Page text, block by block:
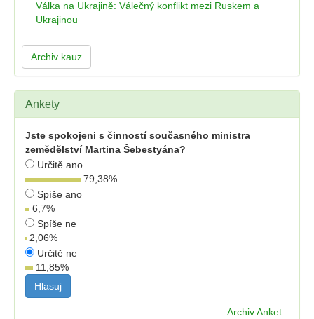
Válka na Ukrajině: Válečný konflikt mezi Ruskem a
Ukrajinou
Archiv kauz
Ankety
Jste spokojeni s činností současného ministra
zemědělství Martina Šebestyána?
Určitě ano
79,38%
Spíše ano
6,7%
Spíše ne
2,06%
Určitě ne
11,85%
Archiv Anket